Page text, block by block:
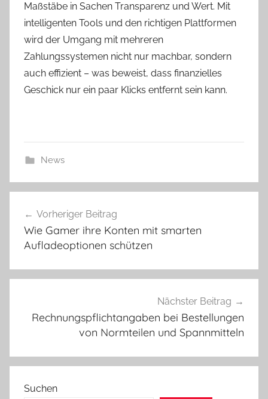
Maßstäbe in Sachen Transparenz und Wert. Mit
intelligenten Tools und den richtigen Plattformen
wird der Umgang mit mehreren
Zahlungssystemen nicht nur machbar, sondern
auch effizient – was beweist, dass finanzielles
Geschick nur ein paar Klicks entfernt sein kann.
News
Vorheriger Beitrag
Wie Gamer ihre Konten mit smarten
Aufladeoptionen schützen
Nächster Beitrag
Rechnungspflichtangaben bei Bestellungen
von Normteilen und Spannmitteln
Suchen